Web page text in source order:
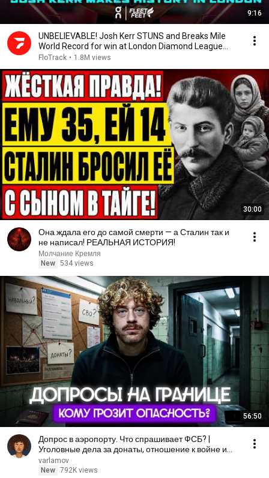
9:16
UNBELIEVABLE! Josh Kerr STUNS and Breaks Mile
World Record for win at London Diamond League
2026
FloTrack • 1.8M views
30:00
Она ждала его до самой смерти — а Сталин так и
не написал! РЕАЛЬНАЯ ИСТОРИЯ!
Молчание Кремля
New 534 views
56:50
Допрос в аэропорту. Что спрашивает ФСБ? |
Уголовные дела за донаты, отношение к войне и
Навальному
varlamov
New 792K views